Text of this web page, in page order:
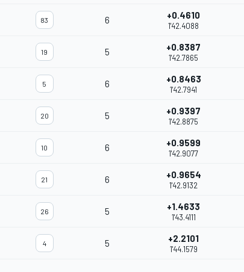
83 6 +0.4610
1'42.4088
19 5 +0.8387
1'42.7865
5 6 +0.8463
1'42.7941
20 5 +0.9397
1'42.8875
10 6 +0.9599
1'42.9077
21 6 +0.9654
1'42.9132
26 5 +1.4633
1'43.4111
4 5 +2.2101
1'44.1579